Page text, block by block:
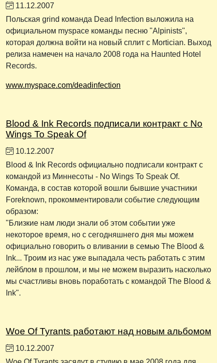
11.12.2007
Польская grind команда Dead Infection выложила на
официальном myspace команды песню "Alpinists",
которая должна войти на новый сплит с Mortician. Выход
релиза намечен на начало 2008 года на Haunted Hotel
Records.
www.myspace.com/deadinfection
Blood & Ink Records подписали контракт с No
Wings To Speak Of
10.12.2007
Blood & Ink Records официально подписали контракт с
командой из Миннесоты - No Wings To Speak Of.
Команда, в состав которой вошли бывшие участники
Foreknown, прокомментировали событие следующим
образом:
"Близкие нам люди знали об этом событии уже
некоторое время, но с сегодняшнего дня мы можем
официально говорить о вливании в семью The Blood &
Ink... Троим из нас уже выпадала честь работать с этим
лейблом в прошлом, и мы не можем выразить насколько
мы счастливы вновь поработать с командой The Blood &
Ink".
Woe Of Tyrants работают над новым альбомом
10.12.2007